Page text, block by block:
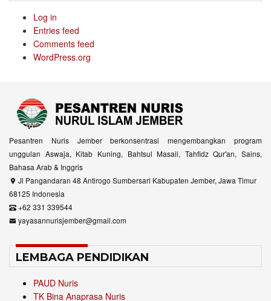
Log in
Entries feed
Comments feed
WordPress.org
Pesantren Nuris Jember berkonsentrasi mengembangkan program
unggulan Aswaja, Kitab Kuning, Bahtsul Masail, Tahfidz Qur'an, Sains,
Bahasa Arab & Inggris
Jl Pangandaran 48 Antirogo Sumbersari Kabupaten Jember, Jawa Timur
68125 Indonesia
+62 331 339544
yayasannurisjember@gmail.com
LEMBAGA PENDIDIKAN
PAUD Nuris
TK Bina Anaprasa Nuris